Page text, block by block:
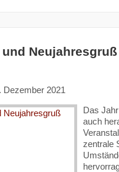
Neujahresgruß
Dezember 2021
Das
auch
zentrale